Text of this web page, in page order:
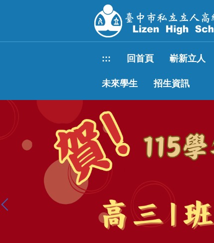
要
::: 回首頁 嶄新立人
未來學生 招生資訊